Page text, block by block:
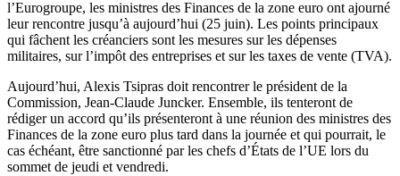
l’Eurogroupe, les ministres des Finances de la zone euro ont ajourné
leur rencontre jusqu’à aujourd’hui (25 juin). Les points principaux
qui fâchent les créanciers sont les mesures sur les dépenses
militaires, sur l’impôt des entreprises et sur les taxes de vente (TVA).
Aujourd’hui, Alexis Tsipras doit rencontrer le président de la
Commission, Jean-Claude Juncker. Ensemble, ils tenteront de
rédiger un accord qu’ils présenteront à une réunion des ministres des
Finances de la zone euro plus tard dans la journée et qui pourrait, le
cas échéant, être sanctionné par les chefs d’États de l’UE lors du
sommet de jeudi et vendredi.